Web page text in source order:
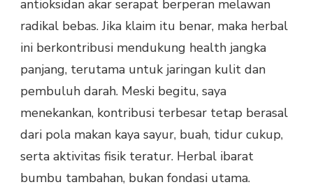
antioksidan akar serapat berperan melawan
radikal bebas. Jika klaim itu benar, maka herbal
ini berkontribusi mendukung health jangka
panjang, terutama untuk jaringan kulit dan
pembuluh darah. Meski begitu, saya
menekankan, kontribusi terbesar tetap berasal
dari pola makan kaya sayur, buah, tidur cukup,
serta aktivitas fisik teratur. Herbal ibarat
bumbu tambahan, bukan fondasi utama.